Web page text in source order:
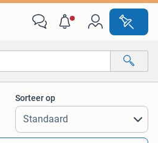
afstanden…
Sorteer op